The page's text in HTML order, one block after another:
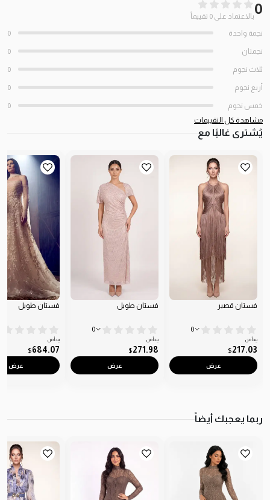
0بالاعتماد على 0 تقييماً
نجمة واحدة
0
نجمتان 0
ثلاث نجوم 0
أربع نجوم 0
خمس نجوم
0
مشاهدة كل التقييمات
يُشترى غالبًا مع
فستان قصير
0
يبدأ من
217.03
$
عرض
فستان طويل
0
يبدأ من
271.98
$
عرض
فستان طويل
يبدأ من
684.07
$
عرض
ربما يعجبك أيضاً